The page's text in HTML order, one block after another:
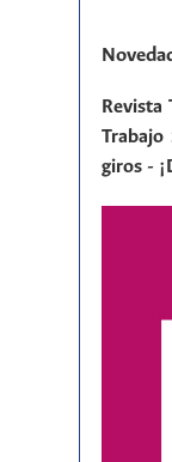
Revista
Trabajo
giros -